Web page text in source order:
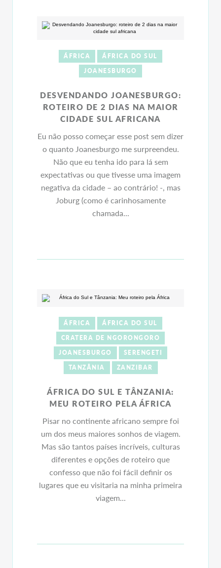
ÁFRICA
ÁFRICA DO SUL
JOANESBURGO
DESVENDANDO JOANESBURGO:
ROTEIRO DE 2 DIAS NA MAIOR
CIDADE SUL AFRICANA
Eu não posso começar esse post sem dizer
o quanto Joanesburgo me surpreendeu.
Não que eu tenha ido para lá sem
expectativas ou que tivesse uma imagem
negativa da cidade – ao contrário! -, mas
Joburg (como é carinhosamente
chamada...
ÁFRICA
ÁFRICA DO SUL
CRATERA DE NGORONGORO
JOANESBURGO
SERENGETI
TANZÂNIA
ZANZIBAR
ÁFRICA DO SUL E TÂNZANIA:
MEU ROTEIRO PELA ÁFRICA
Pisar no continente africano sempre foi
um dos meus maiores sonhos de viagem.
Mas são tantos países incríveis, culturas
diferentes e opções de roteiro que
confesso que não foi fácil definir os
lugares que eu visitaria na minha primeira
viagem...